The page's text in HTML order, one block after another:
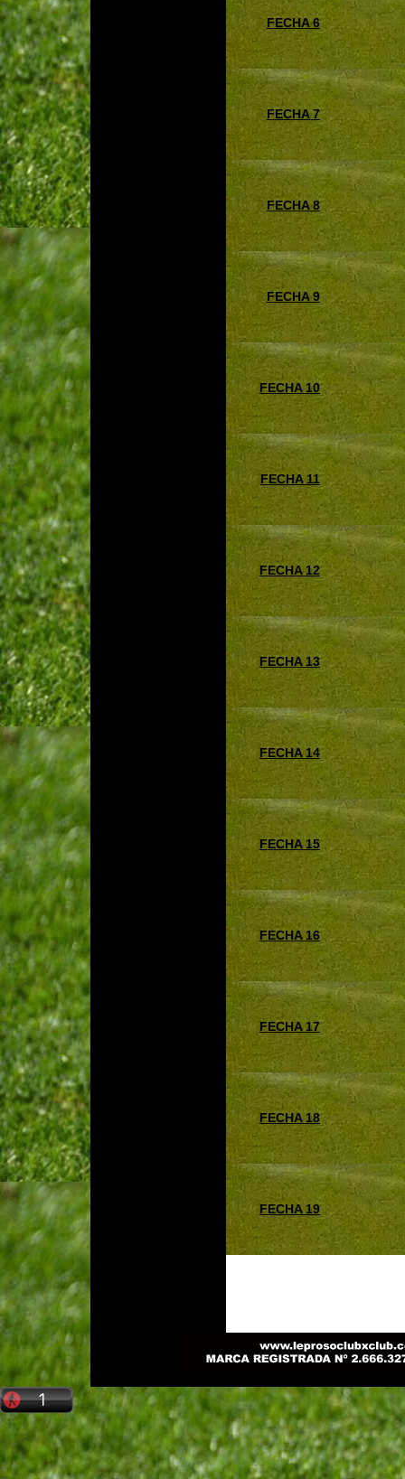
FECHA 6
FECHA 7
FECHA 8
FECHA 9
FECHA 10
FECHA 11
FECHA 12
FECHA 13
FECHA 14
FECHA 15
FECHA 16
FECHA 17
FECHA 18
FECHA 19